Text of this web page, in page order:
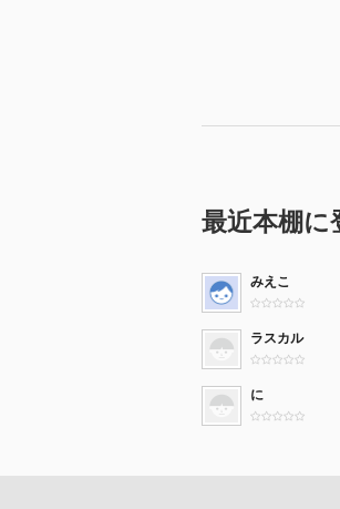
最近本棚に
みえこ
ラスカル
に